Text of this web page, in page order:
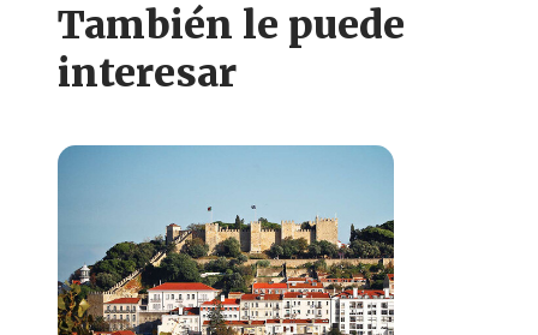
También le puede
interesar